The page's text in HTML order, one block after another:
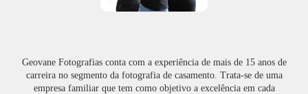
Geovane Fotografias conta com a experiência de mais de 15 anos de
carreira no segmento da fotografia de casamento. Trata-se de uma
empresa familiar que tem como objetivo a excelência em cada